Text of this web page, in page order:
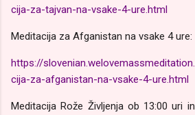
cija-za-tajvan-na-vsake-4-ure.html
Meditacija za Afganistan na vsake 4 ure:
https://
cija-za-afganistan-na-vsake-4-ure.html
Meditacija Rože Življenja ob 13:00 uri